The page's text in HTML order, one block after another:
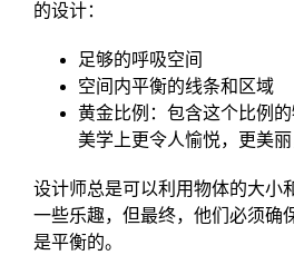
的设计：
足够的呼吸空间
空间内平衡的线条和区域
黄金比例：包含这个比例
美学上更令人愉悦，更美丽
设计师总是可以利用物体的大小
一些乐趣，但最终，他们必须确
是平衡的。